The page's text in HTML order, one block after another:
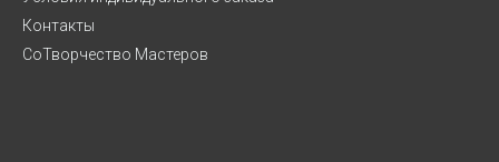
Контакты
СоТворчество Мастеров